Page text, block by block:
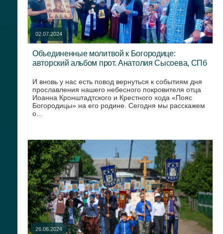
02.07.2024
Объединенные молитвой к Богородице:
авторский альбом прот. Анатолия Сысоева, СПб
И вновь у нас есть повод вернуться к событиям дня
прославления нашего небесного покровителя отца
Иоанна Кронштадтского и Крестного хода «Пояс
Богородицы» на его родине. Сегодня мы расскажем
о...
26.06.2024